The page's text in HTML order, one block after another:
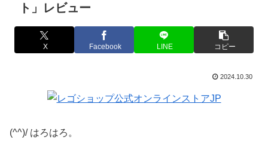
ト」レビュー
X Facebook LINE コピー
2024.10.30
(^^)/ はろはろ。